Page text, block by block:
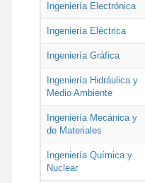
Ingeniería Electrónica
Ingeniería Eléctrica
Ingeniería Gráfica
Ingeniería Hidráulica y
Medio Ambiente
Ingeniería Mecánica y
de Materiales
Ingeniería Química y
Nuclear